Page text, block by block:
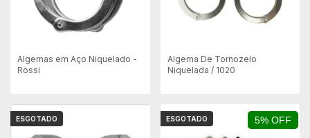
Algemas em Aço Niquelado -
Rossi
Algema De Tornozelo
Niquelada / 1020
ESGOTADO 5% OFF
ESGOTADO